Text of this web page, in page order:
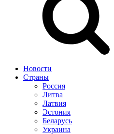
Новости
Страны
Россия
Литва
Латвия
Эстония
Беларусь
Украина